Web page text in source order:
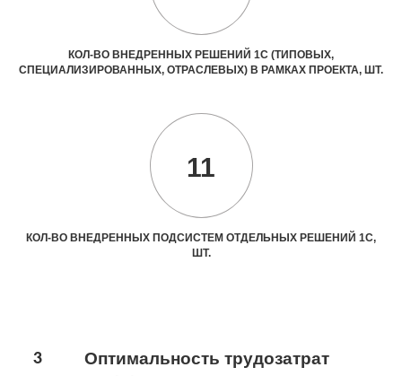
КОЛ-ВО ВНЕДРЕННЫХ РЕШЕНИЙ 1С (ТИПОВЫХ,
СПЕЦИАЛИЗИРОВАННЫХ, ОТРАСЛЕВЫХ) В РАМКАХ ПРОЕКТА, ШТ.
11
КОЛ-ВО ВНЕДРЕННЫХ ПОДСИСТЕМ ОТДЕЛЬНЫХ РЕШЕНИЙ 1С,
ШТ.
3
Оптимальность трудозатрат